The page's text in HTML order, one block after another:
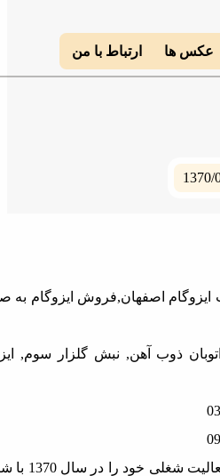
ارتباط با من
اصفهان,فروش ایزوگام به صورت
آهن, نبش گلزار سوم, ایزوگام
کامران روحانی اولین فعالیت شغلی خود را در سال 1370 با شرکت